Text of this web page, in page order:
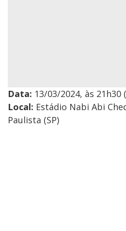
Data: 13/03/2024, às 21h30
Local: Estádio Nabi Abi
Paulista (SP)